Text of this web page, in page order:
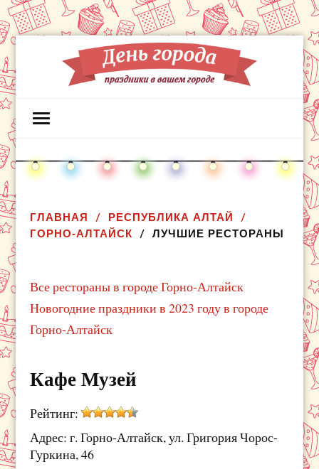
ГЛАВНАЯ
РЕСПУБЛИКА АЛТАЙ
ГОРНО-АЛТАЙСК
ЛУЧШИЕ РЕСТОРАНЫ
Все рестораны в городе Горно-Алтайск
Новогодние праздники в 2023 году в городе
Горно-Алтайск
Кафе Музей
Рейтинг:
Адрес: г. Горно-Алтайск, ул. Григория Чорос-
Гуркина, 46